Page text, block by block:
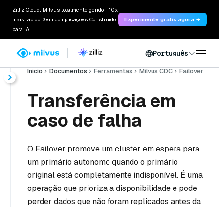
Zilliz Cloud: Milvus totalmente gerido - 10x
mais rápido. Sem complicações. Construído
para IA.
Experimente grátis agora →
Português
Início Documentos Ferramentas Milvus CDC Failover
Transferência em
caso de falha
O Failover promove um cluster em espera para
um primário autónomo quando o primário
original está completamente indisponível. É uma
operação que prioriza a disponibilidade e pode
perder dados que não foram replicados antes da